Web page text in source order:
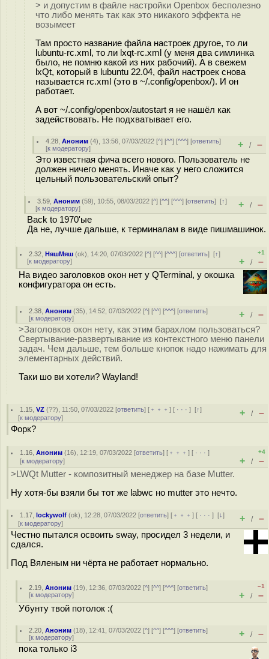
> и допустим в файле настройки Openbox бесполезно
что либо менять так как это никакого эффекта не
возымеет
Там просто название файла настроек другое, то ли
lubuntu-rc.xml, то ли lxqt-rc.xml (у меня два симлинка
было, не помню какой из них рабочий). А в свежем
lxQt, который в lubuntu 22.04, файл настроек снова
называется rc.xml (это в ~/.config/openbox/). И он
работает.
А вот ~/.config/openbox/autostart я не нашёл как
задействовать. Не подхватывает его.
4.28 ,Аноним (4), 13:56, 07/03/2022 [^] [^^] [^^^] [ответить]
[к модератору] + / –
Это известная фича всего нового. Пользователь не
должен ничего менять. Иначе как у него сложится
цельный пользовательский опыт?
3.59 ,Аноним (59), 10:55, 08/03/2022 [^] [^^] [^^^] [ответить][↑]
[к модератору] + / –
Back to 1970'ые
Да не, лучше дальше, к терминалам в виде пишмашинок.
2.32 ,НяшМяш (ok), 14:20, 07/03/2022 [^] [^^] [^^^] [ответить][↑]
[к модератору]
+1
+ / –
На видео заголовков окон нет у QTerminal, у окошка
конфигуратора он есть.
2.38 ,Аноним (35), 14:52, 07/03/2022 [^] [^^] [^^^] [ответить]
[к модератору] + / –
>Заголовков окон нету, как этим барахлом пользоваться?
Свертывание-развертывание из контекстного меню панели
задач. Чем дальше, тем больше кнопок надо нажимать для
элементарных действий.
Таки шо ви хотели? Wayland!
1.15 ,VZ (??), 11:50, 07/03/2022 [ответить] [ ﹢﹢﹢] [ · · ·][↑]
[к модератору] + / –
Форк?
1.16 ,Аноним (16), 12:19, 07/03/2022 [ответить] [ ﹢﹢﹢] [ · · ·]
[к модератору]
+4
+ / –
>LWQt Mutter - композитный менеджер на базе Mutter.
Ну хотя-бы взяли бы тот же labwc но mutter это нечто.
1.17 ,lockywolf (ok), 12:28, 07/03/2022 [ответить] [ ﹢﹢﹢] [ · · ·][↓]
[к модератору] + / –
Честно пытался освоить sway, просидел 3 недели, и
сдался.
Под Вяленым ни чёрта не работает нормально.
2.19 ,Аноним (19), 12:36, 07/03/2022 [^] [^^] [^^^] [ответить]
[к модератору]
–1
+ / –
Убунту твой потолок :(
2.20 ,Аноним (18), 12:41, 07/03/2022 [^] [^^] [^^^] [ответить]
[к модератору] + / –
пока только i3